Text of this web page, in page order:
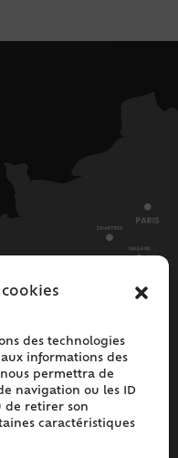
des technologies
informations des
permettra de
navigation ou les ID
de retirer son
caractéristiques